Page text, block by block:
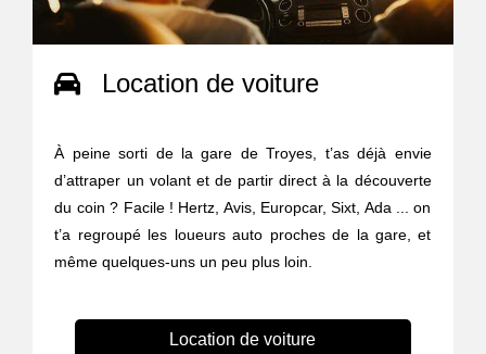
Location de voiture
À peine sorti de la gare de Troyes, t’as déjà envie
d’attraper un volant et de partir direct à la découverte
du coin ? Facile ! Hertz, Avis, Europcar, Sixt, Ada ... on
t’a regroupé les loueurs auto proches de la gare, et
même quelques-uns un peu plus loin.
Location de voiture